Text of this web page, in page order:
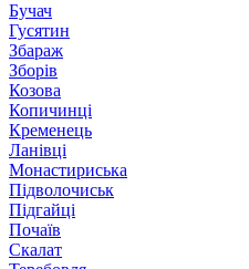
Бучач
Гусятин
Збараж
Зборів
Козова
Копичинці
Кременець
Ланівці
Монастириська
Підволочиськ
Підгайці
Почаїв
Скалат